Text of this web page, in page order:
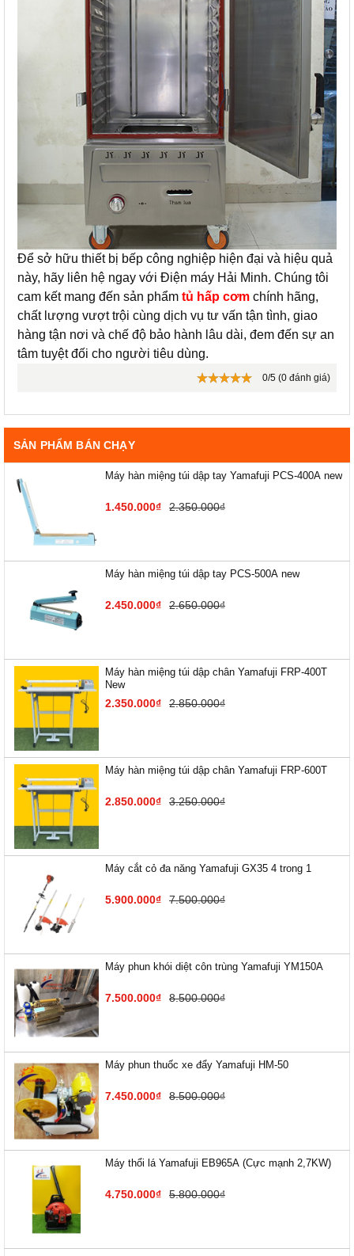
Để sở hữu thiết bị bếp công nghiệp hiện đại và hiệu quả
này, hãy liên hệ ngay với Điện máy Hải Minh. Chúng tôi
cam kết mang đến sản phẩm tủ hấp cơm chính hãng,
chất lượng vượt trội cùng dịch vụ tư vấn tận tình, giao
hàng tận nơi và chế độ bảo hành lâu dài, đem đến sự an
tâm tuyệt đối cho người tiêu dùng.
0/5 (0 đánh giá)
SẢN PHẨM BÁN CHẠY
Máy hàn miệng túi dập tay Yamafuji PCS-400A new
1.450.000₫ 2.350.000₫
Máy hàn miệng túi dập tay PCS-500A new
2.450.000₫ 2.650.000₫
Máy hàn miệng túi dập chân Yamafuji FRP-400T
New
2.350.000₫ 2.850.000₫
Máy hàn miệng túi dập chân Yamafuji FRP-600T
2.850.000₫ 3.250.000₫
Máy cắt cỏ đa năng Yamafuji GX35 4 trong 1
5.900.000₫ 7.500.000₫
Máy phun khói diệt côn trùng Yamafuji YM150A
7.500.000₫ 8.500.000₫
Máy phun thuốc xe đẩy Yamafuji HM-50
7.450.000₫ 8.500.000₫
Máy thổi lá Yamafuji EB9​65A (Cực mạnh 2,7KW)
4.750.000₫ 5.800.000₫